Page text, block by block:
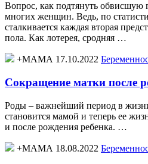
Вопрос, как подтянуть обвисшую
многих женщин. Ведь, по
сталкивается каждая вторая
пола. Как лотерея, сродняя …
+МАМА 17.10.2022
Сокращение матки после
Роды – важнейший период в
становится мамой и теперь ее
и после рождения ребенка. …
+МАМА 18.08.2022